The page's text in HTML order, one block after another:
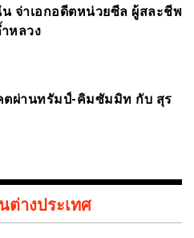
จ่าเอกอดีตหน่วยซีล ผู้สละชีพ
หลวง
ผ่านทรัมป์-คิมซัมมิท กับ สุร
ต่างประเทศ